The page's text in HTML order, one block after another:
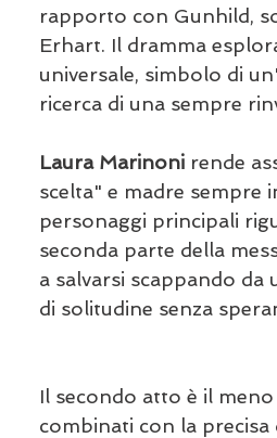
rapporto con Gunhild,
Erhart. Il dramma
universale, simbolo di
ricerca di una sempre
Laura Marinoni rende
scelta" e madre sempre
personaggi principali
seconda parte della
a salvarsi scappando
di solitudine senza
Il secondo atto è il
combinati con la